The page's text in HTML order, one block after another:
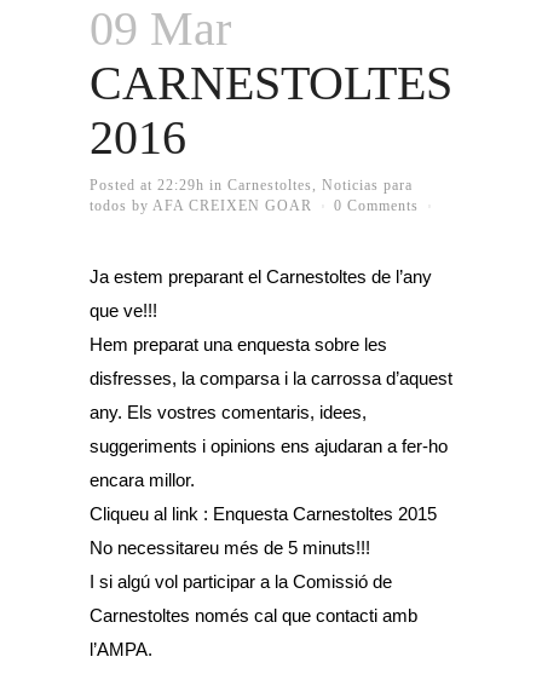
09 Mar
CARNESTOLTES
2016
Posted at 22:29h in Carnestoltes , Noticias para
todos by AFA CREIXEN GOAR 0 Comments
Ja estem preparant el Carnestoltes de l’any
que ve!!!
Hem preparat una enquesta sobre les
disfresses, la comparsa i la carrossa d’aquest
any. Els vostres comentaris, idees,
suggeriments i opinions ens ajudaran a fer-ho
encara millor.
Cliqueu al link : Enquesta Carnestoltes 2015
No necessitareu més de 5 minuts!!!
I si algú vol participar a la Comissió de
Carnestoltes només cal que contacti amb
l’AMPA.